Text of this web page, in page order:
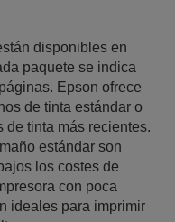
disponibles en
paquete se indica
Epson ofrece
de tinta estándar o
de tinta más recientes.
estándar son
los costes de
con poca
ideales para imprimir